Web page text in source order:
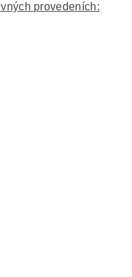
provedeních: